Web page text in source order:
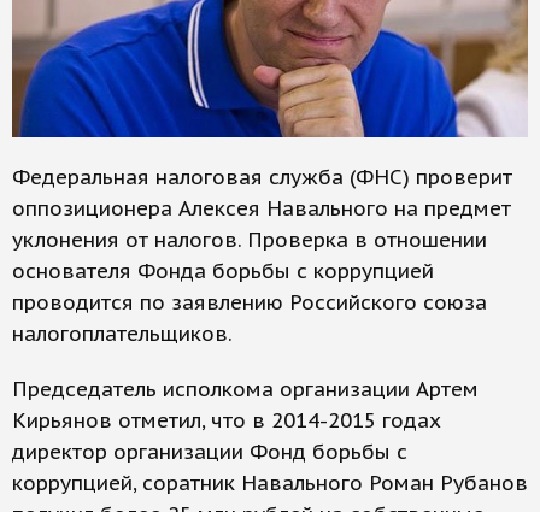
Федеральная налоговая служба (ФНС) проверит
оппозиционера Алексея Навального на предмет
уклонения от налогов. Проверка в отношении
основателя Фонда борьбы с коррупцией
проводится по заявлению Российского союза
налогоплательщиков.
Председатель исполкома организации Артем
Кирьянов отметил, что в 2014-2015 годах
директор организации Фонд борьбы с
коррупцией, соратник Навального Роман Рубанов